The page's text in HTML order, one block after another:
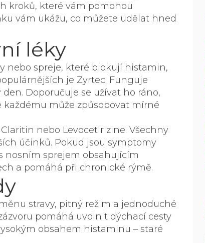
kroků, které vám pomohou
vám ukážu, co můžete udělat hned
léky
nebo spreje, které blokují histamin,
je Zyrtec. Funguje
Doporučuje se užívat ho ráno,
každému může způsobovat mírné
Claritin nebo Levocetirizine. Všechny
účinků. Pokud jsou symptomy
nosním sprejem obsahujícím
a pomáhá při chronické rýmě.
stravy, pitný režim a jednoduché
pomáhá uvolnit dýchací cesty
obsahem histaminu – staré